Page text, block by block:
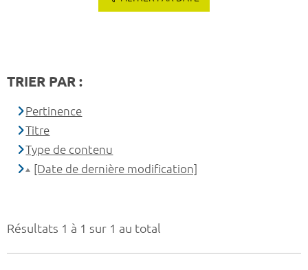
Résultats 1 à 1 sur 1 au total
TRIER PAR :
Pertinence
Titre
Type de contenu
[Date de dernière modification]